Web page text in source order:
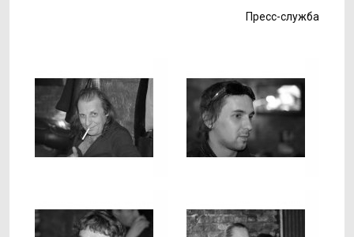
Пресс-служба